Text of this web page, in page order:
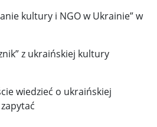
kultury i NGO w Ukrainie” w
z ukraińskiej kultury
wiedzieć o ukraińskiej